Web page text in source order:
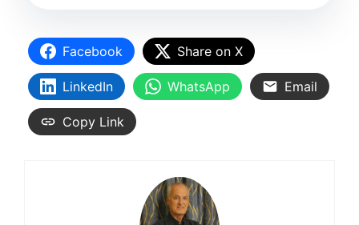
Facebook Share on X
LinkedIn WhatsApp Email
Copy Link